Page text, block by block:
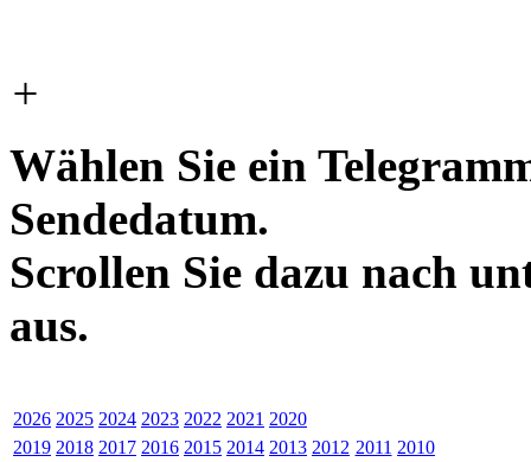
+
Wählen Sie ein
Sendedatum.
Scrollen Sie dazu nach
aus.
2026 2025 2024 2023 2022 2021 2020
2019 2018 2017 2016 2015 2014 2013 2012 2011 2010